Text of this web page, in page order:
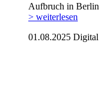
Aufbruch in Berlin
> weiterlesen
01.08.2025 Digital